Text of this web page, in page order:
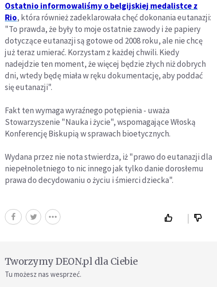
Ostatnio informowaliśmy o belgijskiej medalistce z
Rio, która również zadeklarowała chęć dokonania eutanazji:
"To prawda, że były to moje ostatnie zawody i że papiery
dotyczące eutanazji są gotowe od 2008 roku, ale nie chcę
już teraz umierać. Korzystam z każdej chwili. Kiedy
nadejdzie ten moment, że więcej będzie złych niż dobrych
dni, wtedy będę miała w ręku dokumentację, aby poddać
się eutanazji".
Fakt ten wymaga wyraźnego potępienia - uważa
Stowarzyszenie "Nauka i życie", wspomagające Włoską
Konferencję Biskupią w sprawach bioetycznych.
Wydana przez nie nota stwierdza, iż "prawo do eutanazji dla
niepełnoletniego to nic innego jak tylko danie dorosłemu
prawa do decydowaniu o życiu i śmierci dziecka".
Tworzymy DEON.pl dla Ciebie
Tu możesz nas wesprzeć.